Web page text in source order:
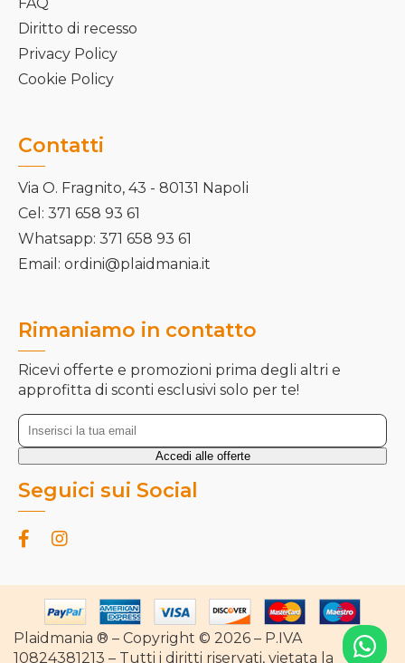
Diritto di recesso
Privacy Policy
Cookie Policy
Contatti
Via O. Fragnito, 43 - 80131 Napoli
Cel: 371 658 93 61
Whatsapp: 371 658 93 61
Email: ordini@plaidmania.it
Rimaniamo in contatto
Ricevi offerte e promozioni prima degli altri e
approfitta di sconti esclusivi solo per te!
Seguici sui Social
Plaidmania ® – Copyright © 2026 – P.IVA
10824381213 – Tutti i diritti riservati, vietata la